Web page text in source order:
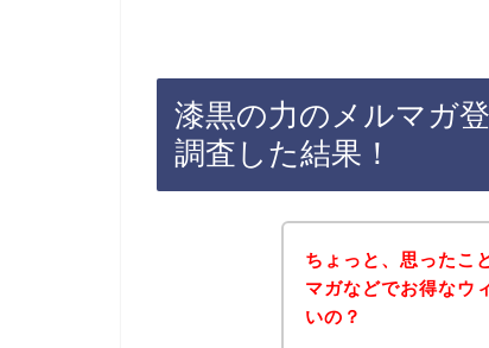
漆黒の力のメルマガ
調査した結果！
ちょっと、思ったこ
マガなどでお得なウ
いの？